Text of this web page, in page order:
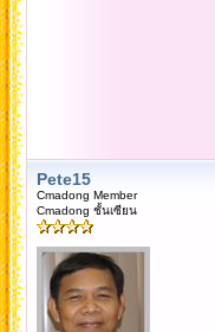
Pete15
Cmadong Member
Cmadong ชั้นเซียน